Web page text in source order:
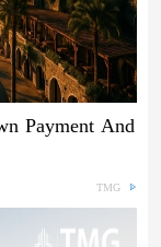
Payment And
TMG